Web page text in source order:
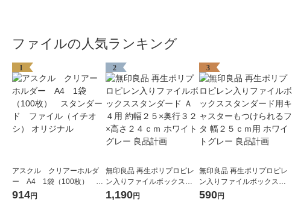
ファイルの人気ランキング
1
アスクル クリアーホルダ
ー A4 1袋（100枚） ス
タンダード ファイル（イ
914円
2
無印良品 再生ポリプロピレ
ン入りファイルボックスス
タンダード Ａ４用 約幅２５
×奥行３２×高さ２４ｃｍ ホ
1,190円
3
無印良品 再生ポリプロピレ
ン入りファイルボックスス
タンダード用キャスターも
590円